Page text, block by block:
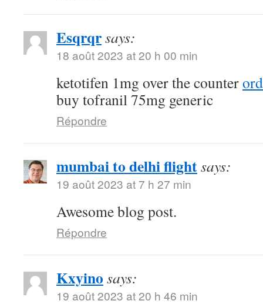
Esqrqrsays:
18 août 2023 at 20 h 00 min
ketotifen 1mg over the counter
buy tofranil 75mg generic
Répondre
mumbai to delhi flightsays:
19 août 2023 at 7 h 27 min
Awesome blog post.
Répondre
Kxyino says:
19 août 2023 at 20 h 46 min